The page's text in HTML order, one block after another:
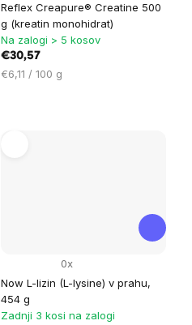
Reflex Creapure® Creatine 500
g (kreatin monohidrat)
Na zalogi > 5 kosov
€30,57
Cena
€6,11 / 100 g
Now L-lizin (L-lysine) v prahu,
454 g
0x
Zadnji 3 kosi na zalogi